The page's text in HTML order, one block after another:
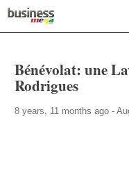
Bénévolat: une
Rodrigues
8 years, 11 months ago -